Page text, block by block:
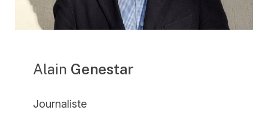
Alain Genestar
Journaliste